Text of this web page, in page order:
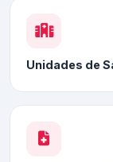
Unidades de